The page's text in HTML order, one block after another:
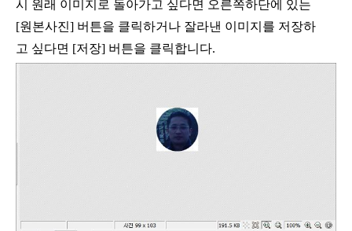
시 원래 이미지로 돌아가고 싶다면 오른쪽하단에 있는
[원본사진] 버튼을 클릭하거나 잘라낸 이미지를 저장하
고 싶다면 [저장] 버튼을 클릭합니다.